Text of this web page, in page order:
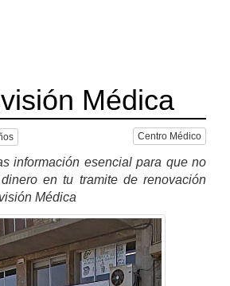
Médica
Centro Médico
información esencial para que no
en tu tramite de renovación
Médica